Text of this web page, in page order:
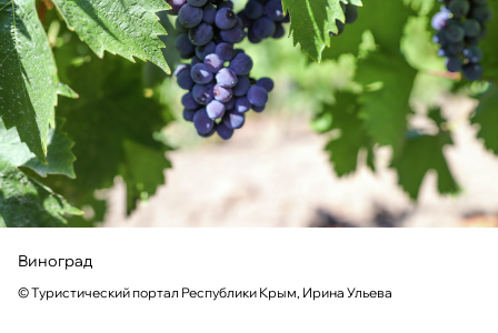
Виноград
© Туристический портал Республики Крым, Ирина Ульева